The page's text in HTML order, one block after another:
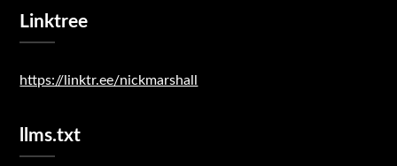
Linktree
https://linktr.ee/nickmarshall
llms.txt